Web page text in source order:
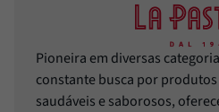
Pioneira em diversas
constante busca por
saudáveis e saborosos,